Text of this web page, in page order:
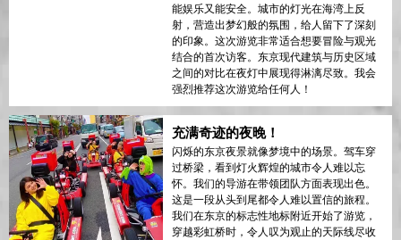
能娱乐又能安全。城市的灯光在海湾上反
射，营造出梦幻般的氛围，给人留下了深刻
的印象。这次游览非常适合想要冒险与观光
结合的首次访客。东京现代建筑与历史区域
之间的对比在夜灯中展现得淋漓尽致。我会
强烈推荐这次游览给任何人！
充满奇迹的夜晚！
闪烁的东京夜景就像梦境中的场景。驾车穿
过桥梁，看到灯火辉煌的城市令人难以忘
怀。我们的导游在带领团队方面表现出色。
这是一段从头到尾都令人难以置信的旅程。
我们在东京的标志性地标附近开始了游览，
穿越彩虹桥时，令人叹为观止的天际线尽收